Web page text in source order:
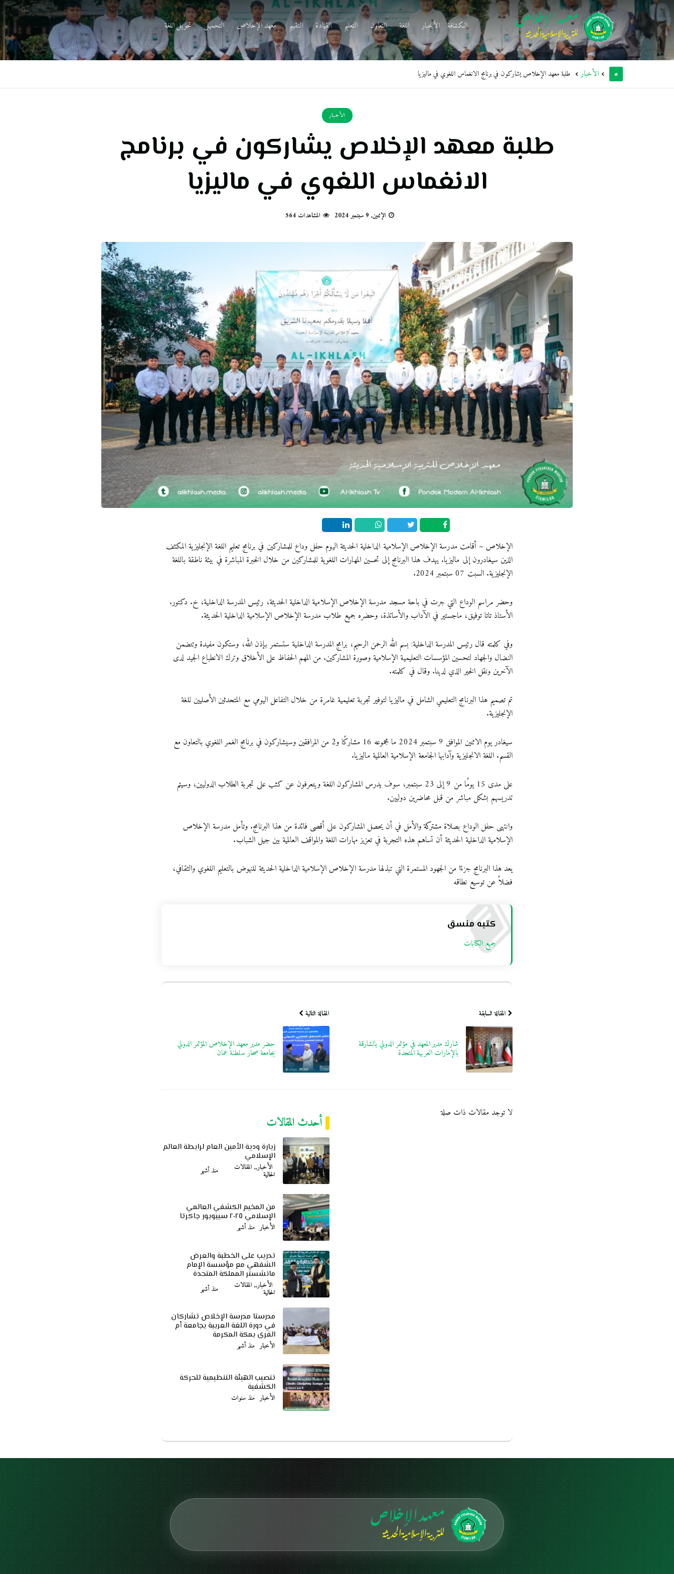
الكشافة الأخبار اللغة التعاون التعليم القيادة التقييم معهد الإخلاص التحميل تحويل اللغة
الأخبار طلبة معهد الإخلاص يشاركون في برنامج الانغماس اللغوي في ماليزيا
الأخبار
طلبة معهد الإخلاص يشاركون في برنامج
الانغماس اللغوي في ماليزيا
الإثنين, 9 سبتمبر 2024 المشاهدات 564
الإخلاص – أقامت مدرسة الإخلاص الإسلامية الداخلية الحديثة اليوم حفل وداع للمشاركين في برنامج تعليم اللغة الإنجليزية المكثف
الذين سيغادرون إلى ماليزيا. يهدف هذا البرنامج إلى تحسين المهارات اللغوية للمشاركين من خلال الخبرة المباشرة في بيئة ناطقة باللغة
الإنجليزية. السبت 07 سبتمبر 2024.
وحضر مراسم الوداع التي جرت في باحة مسجد مدرسة الإخلاص الإسلامية الداخلية الحديثة، رئيس المدرسة الداخلية، خ. دكتور.
الأستاذ تاتا توفيق، ماجستير في الآداب والأساتذة، وحضره جميع طلاب مدرسة الإخلاص الإسلامية الداخلية الحديثة.
وفي كلمته قال رئيس المدرسة الداخلية: بسم الله الرحمن الرحيم، برامج المدرسة الداخلية ستستمر بإذن الله، وستكون مفيدة وتتضمن
النضال والجهاد لتحسين المؤسسات التعليمية الإسلامية وصورة المشاركين. من المهم الحفاظ على الأخلاق وترك الانطباع الجيد لدى
الآخرين ونقل الخير الذي لدينا. وقال في كلمته.
تم تصميم هذا البرنامج التعليمي الشامل في ماليزيا لتوفير تجربة تعليمية غامرة من خلال التفاعل اليومي مع المتحدثين الأصليين للغة
الإنجليزية.
سيغادر يوم الاثنين الموافق 9 سبتمبر 2024 ما مجموعه 16 مشاركًا و2 من المرافقين وسيشاركون في برنامج الغمر اللغوي بالتعاون مع
القسم. اللغة الانجليزية وآدابها الجامعة الإسلامية العالمية ماليزيا.
على مدى 15 يومًا من 9 إلى 23 سبتمبر، سوف يدرس المشاركون اللغة ويتعرفون عن كثب على تجربة الطلاب الدوليين، وسيتم
تدريسهم بشكل مباشر من قبل محاضرين دوليين.
وانتهى حفل الوداع بصلاة مشتركة والأمل في أن يحصل المشاركون على أقصى فائدة من هذا البرنامج. وتأمل مدرسة الإخلاص
الإسلامية الداخلية الحديثة أن تساهم هذه التجربة في تعزيز مهارات اللغة والمواقف العالمية بين جيل الشباب.
يعد هذا البرنامج جزءًا من الجهود المستمرة التي تبذلها مدرسة الإخلاص الإسلامية الداخلية الحديثة للنهوض بالتعليم اللغوي والثقافي،
فضلاً عن توسيع نطاقه
كتبه منسق
جميع الكتابات
المقالة السابقة
شارك مدير المعهد في مؤتمر الدولي بالشارقة
بالإمارات العربية المتحدة
المقالة التالية
حضر مدير معهد الإخلاص المؤتمر الدولي
بجامعة صحار سلطنة عمان
لا توجد مقالات ذات صلة أحدث المقالات
زيارة ودية الأمين العام لرابطة العالم
الإسلامي
الأخبار, المقالات
الحالية منذ أشهر
من المخيم الكشفي العالمي
الإسلامي ٢٠٢٥ سيبوبور جاكرتا
الأخبار منذ أشهر
تدريب على الخطبة والعرض
الشفهي مع مؤسسة الإمام
مانشستر المملكة المتحدة
الأخبار, المقالات
الحالية منذ أشهر
مدرستا مدرسة الإخلاص تشاركان
في دورة اللغة العربية بجامعة أم
القرى بمكة المكرمة
الأخبار منذ أشهر
تنصيب الهيئة التنظيمية للحركة
الكشفية
الأخبار منذ سنوات